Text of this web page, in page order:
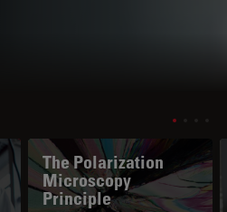
The Polarization
Microscopy
Principle